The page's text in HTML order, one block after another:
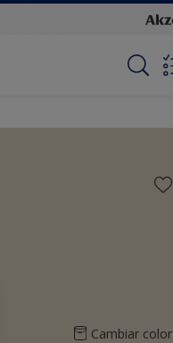
Cambiar color